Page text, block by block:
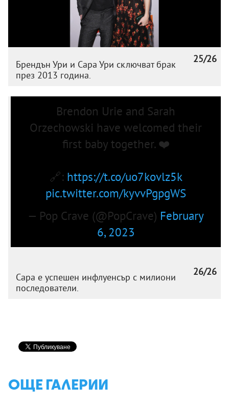
25/26
Брендън Ури и Сара Ури сключват брак
през 2013 година.
Brendon Urie and Sarah
Orzechowski have welcomed their
first baby together. ❤️
🔗: https://t.co/uo7kovlz5k
pic.twitter.com/kyvvPgpgWS
— Pop Crave (@PopCrave) February
6, 2023
26/26
Сара е успешен инфлуенсър с милиони
последователи.
ОЩЕ ГАЛЕРИИ